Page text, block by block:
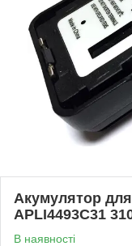
Акумулятор
APLI4493C31
В наявності